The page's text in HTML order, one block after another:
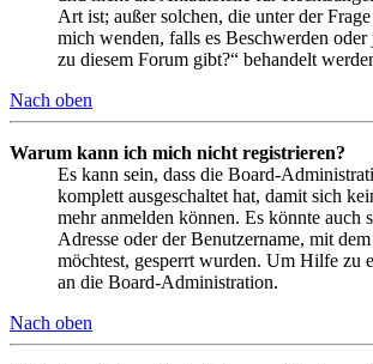
Art ist; außer solchen, die unter der
mich wenden, falls es Beschwerden
zu diesem Forum gibt?“ behandelt
Nach oben
Warum kann ich mich nicht registrieren?
Es kann sein, dass die Board-
komplett ausgeschaltet hat, damit sich
mehr anmelden können. Es könnte auch
Adresse oder der Benutzername, mit
möchtest, gesperrt wurden. Um Hilfe zu
an die Board-Administration.
Nach oben